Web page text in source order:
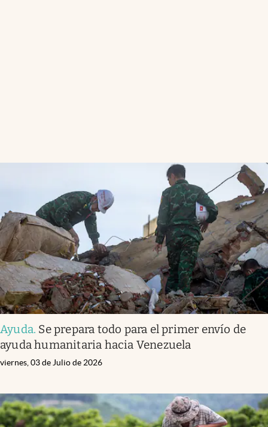
Ayuda. Se prepara todo para el primer envío de
ayuda humanitaria hacia Venezuela
viernes, 03 de Julio de 2026